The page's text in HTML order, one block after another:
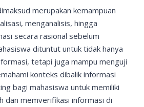
merupakan kemampuan
menganalisis, hingga
secara rasional sebelum
dituntut untuk tidak hanya
tetapi juga mampu menguji
konteks dibalik informasi
bagi mahasiswa untuk memiliki
dan memverifikasi informasi di